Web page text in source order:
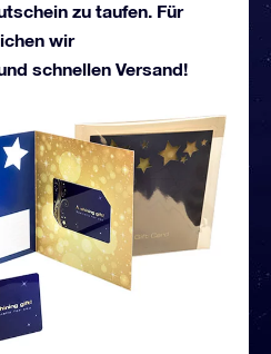
zu taufen. Für
wir
schnellen Versand!